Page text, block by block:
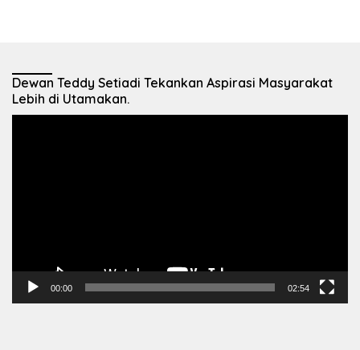
Dewan Teddy Setiadi Tekankan Aspirasi Masyarakat
Lebih di Utamakan.
00:00 02:54